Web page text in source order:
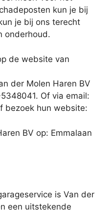
kun je bij
je bij ons terecht
onderhoud.
de website van
der Molen Haren BV
Of via email:
bezoek hun website:
BV op: Emmalaan
is Van der
een uitstekende